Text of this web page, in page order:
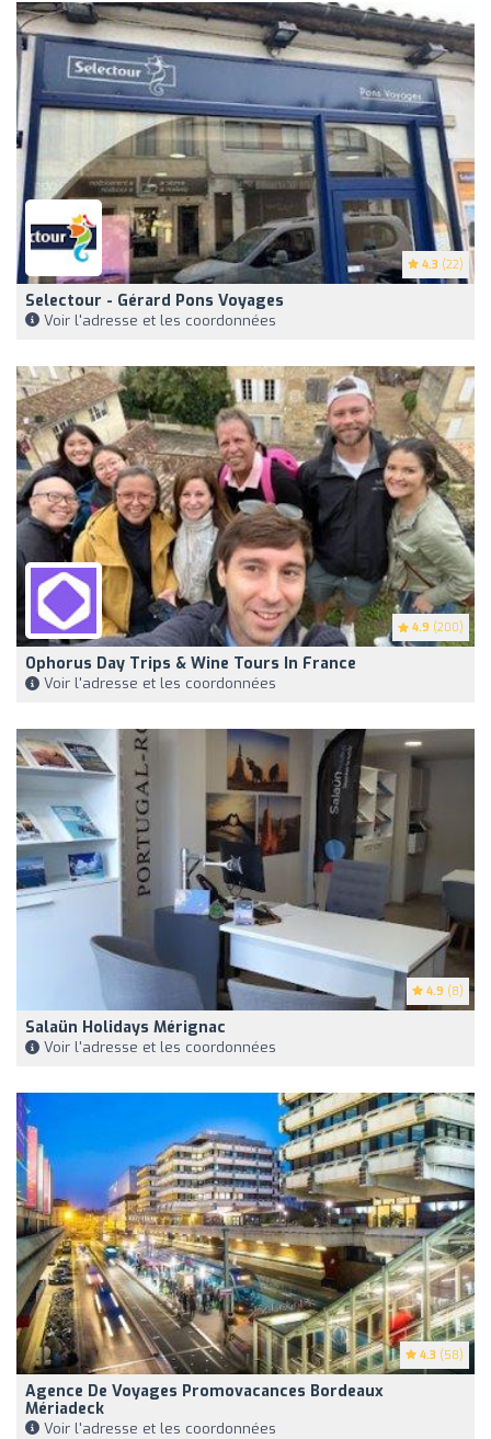
4.3 (22)
Selectour - Gérard Pons Voyages
Voir l'adresse et les coordonnées
4.9 (200)
Ophorus Day Trips & Wine Tours In France
Voir l'adresse et les coordonnées
4.9 (8)
Salaün Holidays Mérignac
Voir l'adresse et les coordonnées
4.3 (58)
Agence De Voyages Promovacances Bordeaux
Mériadeck
Voir l'adresse et les coordonnées